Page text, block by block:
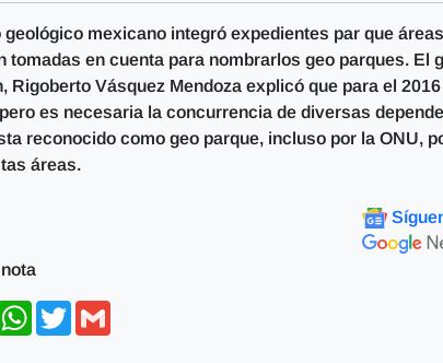
mexicano integró expedientes par que
tomadas en cuenta para nombrarlos geo parques. El
Rigoberto Vásquez Mendoza explicó que para el
es necesaria la concurrencia de diversas
reconocido como geo parque, incluso por la ONU,
áreas.
WhatsApp
Twitter